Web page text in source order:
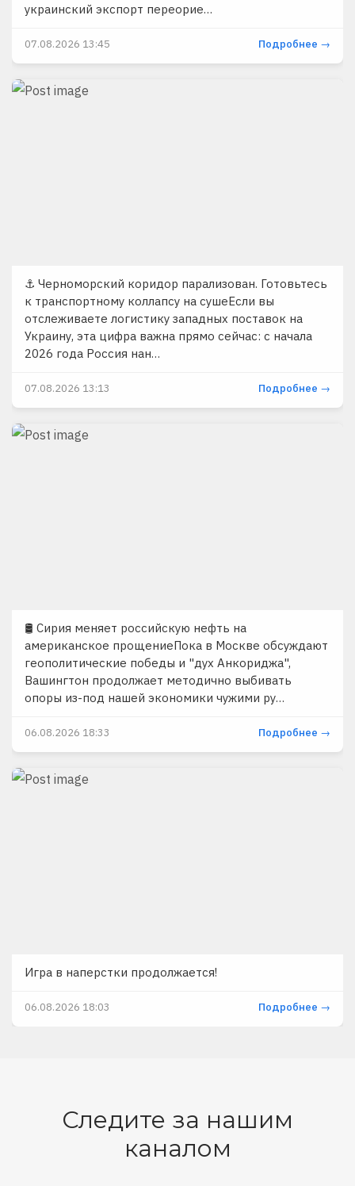
украинский экспорт переорие…
07.08.2026 13:45 Подробнее →
⚓️ Черноморский коридор парализован. Готовьтесь
к транспортному коллапсу на сушеЕсли вы
отслеживаете логистику западных поставок на
Украину, эта цифра важна прямо сейчас: с начала
2026 года Россия нан…
07.08.2026 13:13 Подробнее →
🛢 Сирия меняет российскую нефть на
американское прощениеПока в Москве обсуждают
геополитические победы и "дух Анкориджа",
Вашингтон продолжает методично выбивать
опоры из-под нашей экономики чужими ру…
06.08.2026 18:33 Подробнее →
Игра в наперстки продолжается!
06.08.2026 18:03 Подробнее →
Следите за нашим
каналом